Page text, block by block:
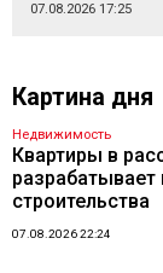
07.08.2026 17:25
Картина дня
Недвижимость
Квартиры в
строительства
07.08.2026 22:24